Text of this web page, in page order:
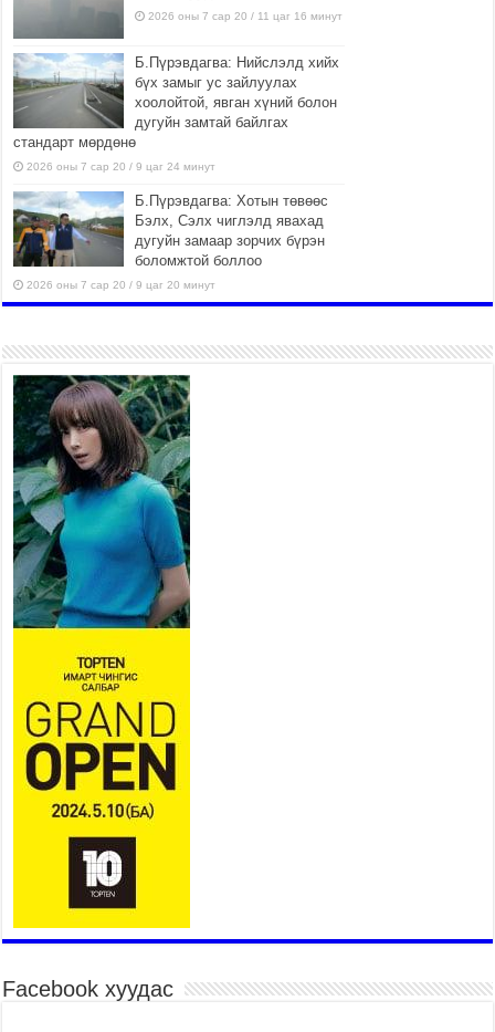
2026 оны 7 сар 20 / 11 цаг 16 минут
Б.Пүрэвдагва: Нийслэлд хийх
бүх замыг ус зайлуулах
хоолойтой, явган хүний болон
дугуйн замтай байлгах
стандарт мөрдөнө
2026 оны 7 сар 20 / 9 цаг 24 минут
Б.Пүрэвдагва: Хотын төвөөс
Бэлх, Сэлх чиглэлд явахад
дугуйн замаар зорчих бүрэн
боломжтой боллоо
2026 оны 7 сар 20 / 9 цаг 20 минут
шугам хоолойн ажил 80
хувьтай үргэлжилж байна
2026 оны 7 сар 20 / 9 цаг 14 минут
Усархаг аадар бороо орж байгаа тул аюулгүй
байдлаа хангаж, үер усны аюулаас
сэрэмжлэхийг нийслэлийн Онцгой байдлын
газраас анхааруулж байна
2026 оны 7 сар 20 / 9 цаг 09 минут
311 алба хаагч, 119 техник хэрэгсэлтэй ажиллаж
үер усны аюул, болзошгүй эрсдэлээс сэргийлж
байна
2026 оны 7 сар 20 / 9 цаг 05 минут
Аяллаа зөв төлөвлөхийг иргэдэд зөвлөж байна
2026 оны 7 сар 16 / 11 цаг 50 минут
Үер усны болзошгүй аюулаас сэргийлж,
холбогдох байгууллагууд өндөржүүлсэн бэлэн
байдалд ажиллаж байна
2026 оны 7 сар 15 / 13 цаг 06 минут
Монгол адууны үнэ цэнийг дэлхийд сурталчлах
2026 оны 7 сар 15 / 11 цаг 51 минут
Шагайн харвааны насанд хүрэгчдийн багийн
төрөлд 106 багийн 848 харваач өрсөлдөж,
шилдгүүд шалгарав
Facebook хуудас